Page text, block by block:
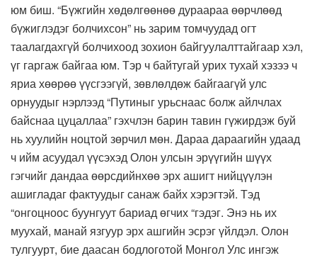
юм биш. “Бүжгийн хөдөлгөөнөө дураараа өөрчлөөд
бүжиглэдэг болчихсон” нь зарим томчуудад огт
таалагдахгүй болчихоод зохион байгуулалттайгаар хэл,
үг гаргаж байгаа юм. Тэр ч байтугай урих тухай хэзээ ч
яриа хөөрөө үүсгээгүй, зөвлөлдөж байгаагүй улс
орнуудыг нэрлээд “Путиныг урьснаас болж айлчлах
байснаа цуцаллаа” гэхчлэн барин тавин гүжирдэж буй
нь хуулийн ноцтой зөрчил мөн. Дараа дараагийн удаад
ч ийм асуудал үүсэхэд Олон улсын эрүүгийн шүүх
гэгчийг дандаа өөрсдийнхөө эрх ашигт нийцүүлэн
ашигладаг фактуудыг санаж байх хэрэгтэй. Тэд
“онгоцноос буунгуут бариад өгчих “гэдэг. Энэ нь их
муухай, манай язгуур эрх ашгийн эсрэг үйлдэл. Олон
тулгуурт, бие даасан бодлоготой Монгол Улс ингэж